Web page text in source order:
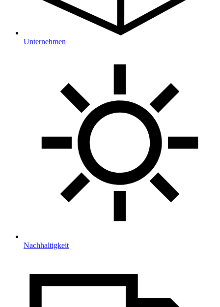
Unternehmen
Nachhaltigkeit